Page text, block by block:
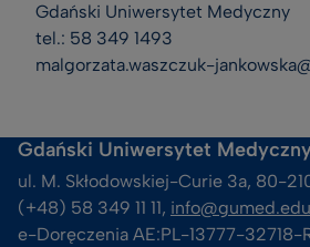
Gdański Uniwersytet Medyczny
tel.: 58 349 1493
malgorzata.waszczuk-
Gdański Uniwersytet
ul. M. Skłodowskiej-Curie 3a, 80-
(+48) 58 349 11 11,
e-Doręczenia AE:PL-13777-32718-